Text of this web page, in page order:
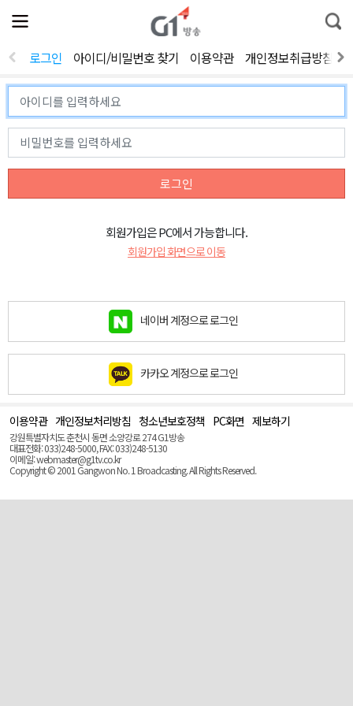
전
체
뉴
열
통
합
색
로그인 아이디/비밀번호 찾기 이용약관 개인정보취급방침
로그인
회원가입은 PC에서 가능합니다.
회원가입 화면으로 이동
네이버 계정으로 로그인
카카오 계정으로 로그인
이용약관 개인정보처리방침 청소년보호정책 PC화면 제보하기
강원특별자치도 춘천시 동면 소양강로 274 G1방송
대표전화: 033)248-5000, FAX: 033)248-5130
이메일: webmaster@g1tv.co.kr
Copyright © 2001 Gangwon No. 1 Broadcasting. All Rights Reserved.